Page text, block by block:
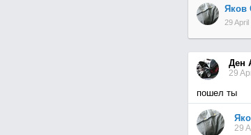
Яков
29
Ден
29
пошел ты
29